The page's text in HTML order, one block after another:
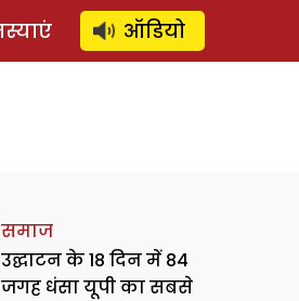
⚲ SUBSCRIBE
ऑडियो
समाज
उद्घाटन के 18 दिन में 84
जगह धंसा यूपी का सबसे